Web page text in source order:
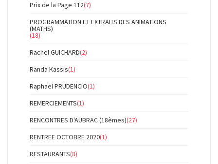
Prix de la Page 112(7)
PROGRAMMATION ET EXTRAITS DES ANIMATIONS
(MATHS)
(18)
Rachel GUICHARD(2)
Randa Kassis(1)
Raphaël PRUDENCIO(1)
REMERCIEMENTS(1)
RENCONTRES D'AUBRAC (18èmes)(27)
RENTREE OCTOBRE 2020(1)
RESTAURANTS(8)